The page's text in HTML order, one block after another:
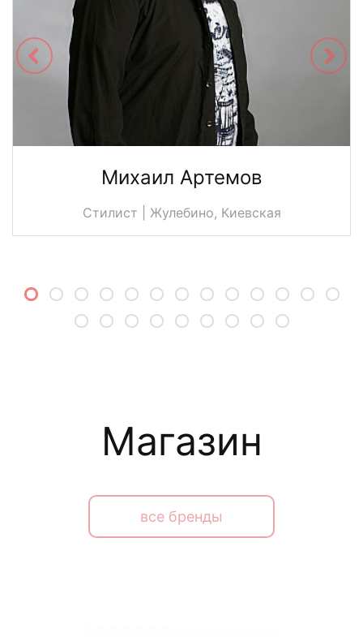
Михаил Артемов
Стилист | Жулебино, Киевская
Магазин
все бренды